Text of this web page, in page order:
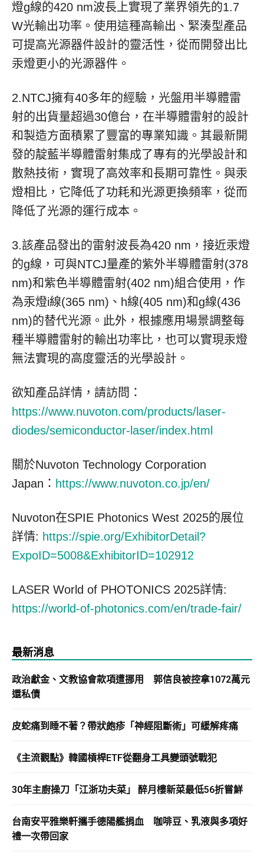
燈g線的420 nm波長上實現了業界領先的1.7
W光輸出功率。使用這種高輸出、緊湊型產品
可提高光源器件設計的靈活性，從而開發出比
汞燈更小的光源器件。
2.NTCJ擁有40多年的經驗，光盤用半導體雷
射的出貨量超過30億台，在半導體雷射的設計
和製造方面積累了豐富的專業知識。其最新開
發的靛藍半導體雷射集成了專有的光學設計和
散熱技術，實現了高效率和長期可靠性。與汞
燈相比，它降低了功耗和光源更換頻率，從而
降低了光源的運行成本。
3.該產品發出的雷射波長為420 nm，接近汞燈
的g線，可與NTCJ量產的紫外半導體雷射(378
nm)和紫色半導體雷射(402 nm)組合使用，作
為汞燈i線(365 nm)、h線(405 nm)和g線(436
nm)的替代光源。此外，根據應用場景調整每
種半導體雷射的輸出功率比，也可以實現汞燈
無法實現的高度靈活的光學設計。
欲知產品詳情，請訪問：
https://www.nuvoton.com/products/laser-
diodes/semiconductor-laser/index.html
關於Nuvoton Technology Corporation
Japan： https://www.nuvoton.co.jp/en/
Nuvoton在SPIE Photonics West 2025的展位
詳情: https://spie.org/ExhibitorDetail?
ExpoID=5008&ExhibitorID=102912
LASER World of PHOTONICS 2025詳情:
https://world-of-photonics.com/en/trade-fair/
最新消息
政治獻金、文教協會款項遭挪用 郭信良被控拿1072萬元
還私債
皮蛇痛到睡不著？帶狀皰疹「神經阻斷術」可緩解疼痛
《主流觀點》韓國槓桿ETF從翻身工具變頭號戰犯
30年主廚操刀「江浙功夫菜」 醉月樓新菜最低56折嘗鮮
台南安平雅樂軒攜手德陽艦捐血 咖啡豆、乳液與多項好
禮一次帶回家